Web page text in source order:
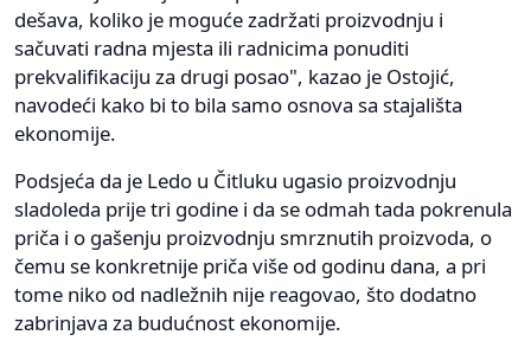
dešava, koliko je moguće zadržati proizvodnju i
sačuvati radna mjesta ili radnicima ponuditi
prekvalifikaciju za drugi posao", kazao je Ostojić,
navodeći kako bi to bila samo osnova sa stajališta
ekonomije.
Podsjeća da je Ledo u Čitluku ugasio proizvodnju
sladoleda prije tri godine i da se odmah tada pokrenula
priča i o gašenju proizvodnju smrznutih proizvoda, o
čemu se konkretnije priča više od godinu dana, a pri
tome niko od nadležnih nije reagovao, što dodatno
zabrinjava za budućnost ekonomije.